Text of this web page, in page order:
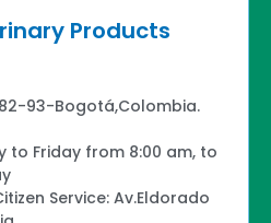
Products
93-Bogotá,Colombia.
to Friday from 8:00 am, to
Service: Av.Eldorado